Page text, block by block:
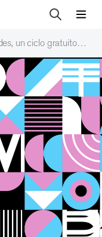
un ciclo gratuito
trans!
dedicado a la